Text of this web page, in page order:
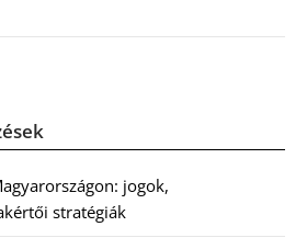
jogok,
stratégiák